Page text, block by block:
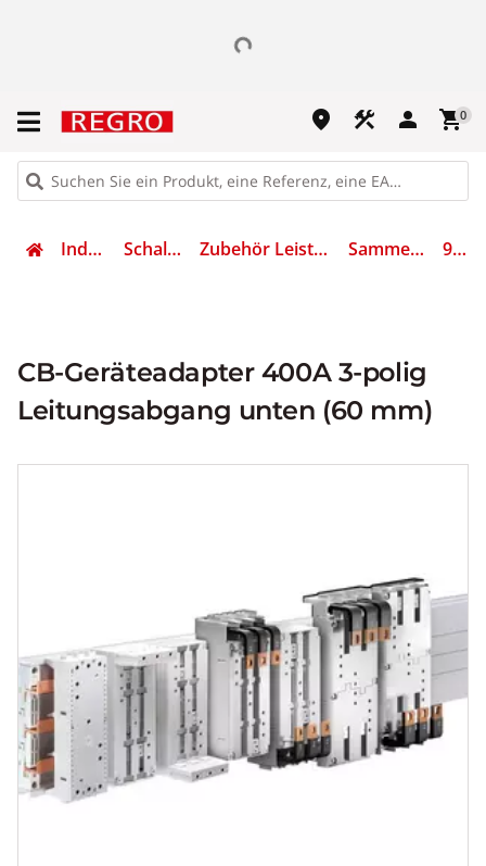
place construction person shopping_cart0
Industrietechnik Schalten & Schützen Zubehör Leistungs- und Lasttrennschalter Sammelschienen-Adapter 9345730
CB-Geräteadapter 400A 3-polig
Leitungsabgang unten (60 mm)